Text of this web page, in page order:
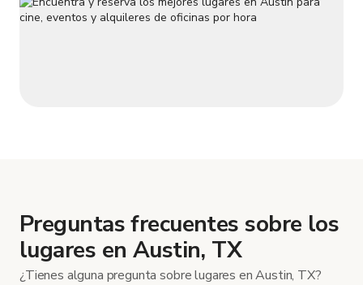
Preguntas frecuentes sobre los
lugares en Austin, TX
¿Tienes alguna pregunta sobre lugares en Austin, TX?